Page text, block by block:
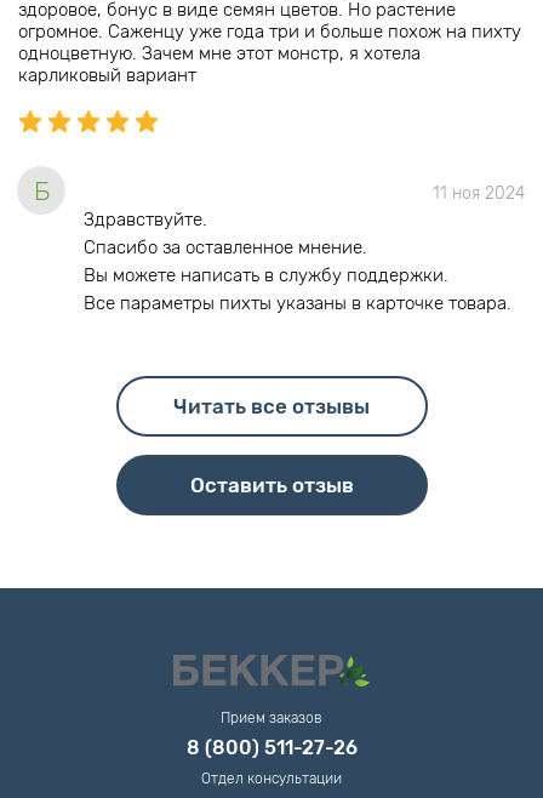
здоровое, бонус в виде семян цветов. Но растение
огромное. Саженцу уже года три и больше похож на пихту
одноцветную. Зачем мне этот монстр, я хотела
карликовый вариант
Б 11 ноя 2024
Здравствуйте.
Спасибо за оставленное мнение.
Вы можете написать в службу поддержки.
Все параметры пихты указаны в карточке товара.
Читать все отзывы
Оставить отзыв
Прием заказов
8 (800) 511-27-26
Отдел консультации